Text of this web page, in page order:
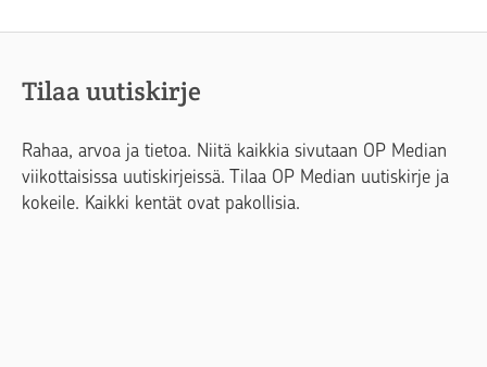
Tilaa uutiskirje
Rahaa, arvoa ja tietoa. Niitä kaikkia sivutaan OP Median
viikottaisissa uutiskirjeissä. Tilaa OP Median uutiskirje ja
kokeile. Kaikki kentät ovat pakollisia.